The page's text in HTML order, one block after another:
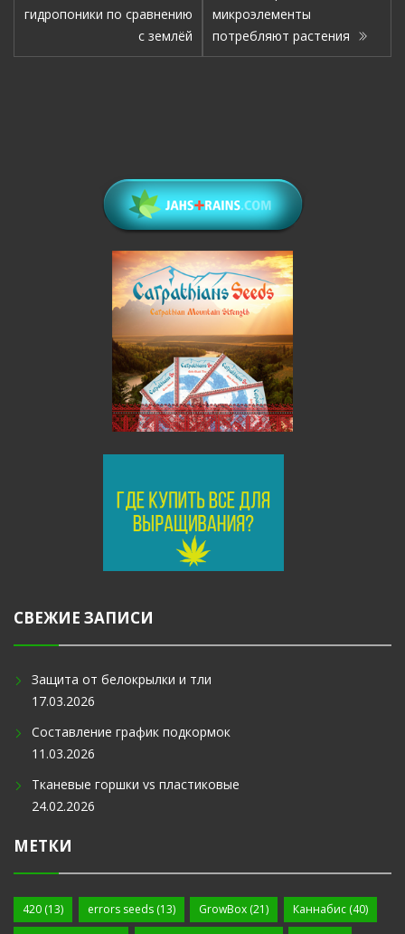
гидропоники по сравнению
с землёй
микроэлементы
потребляют растения
СВЕЖИЕ ЗАПИСИ
Защита от белокрылки и тли
17.03.2026
Составление график подкормок
11.03.2026
Тканевые горшки vs пластиковые
24.02.2026
МЕТКИ
420 (13) errors seeds(13) GrowBox (21) Каннабис(40)